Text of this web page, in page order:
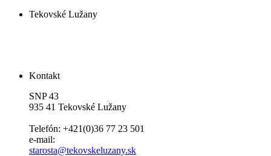
Tekovské Lužany
Kontakt
SNP 43
935 41 Tekovské Lužany
Telefón: +421(0)36 77 23 501
e-mail:
starosta@tekovskeluzany.sk